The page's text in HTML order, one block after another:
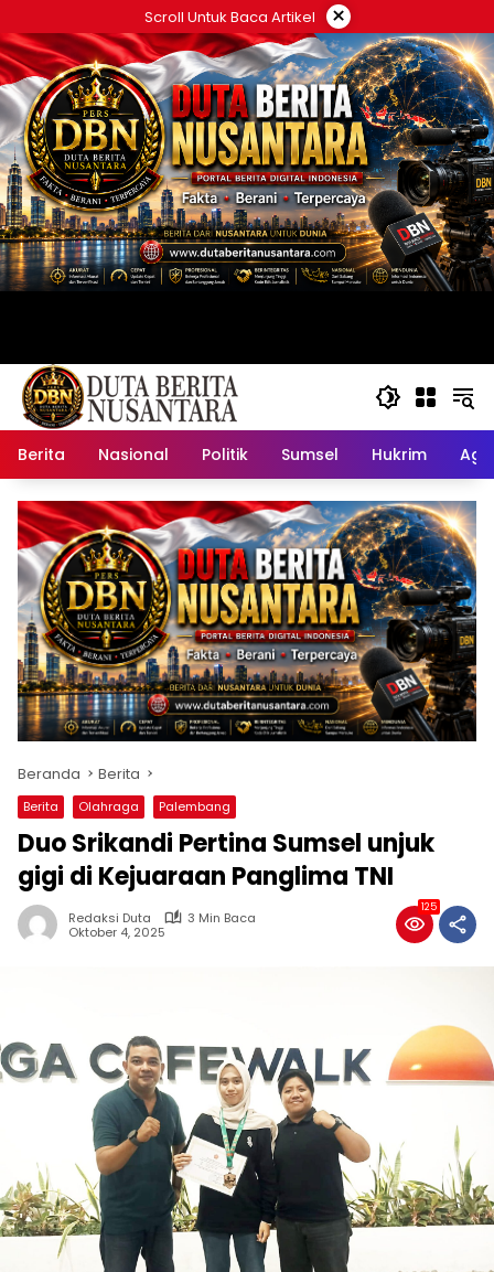
ke
konten
Scroll Untuk Baca Artikel ×
Berita Nasional Politik Sumsel Hukrim
Beranda Berita
Berita Olahraga Palembang
Duo Srikandi Pertina Sumsel unjuk
gigi di Kejuaraan Panglima TNI
Redaksi Duta
3 Min Baca
Oktober 4, 2025
125